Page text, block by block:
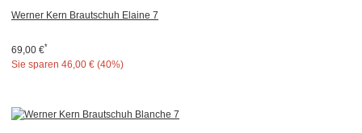
Werner Kern Brautschuh Elaine 7
69,00 €*
Sie sparen 46,00 € (40%)